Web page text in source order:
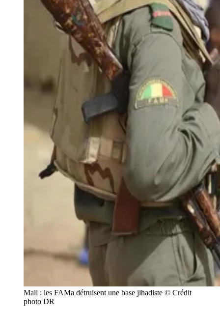
Mali : les FAMa détruisent une base jihadiste © Crédit
photo DR